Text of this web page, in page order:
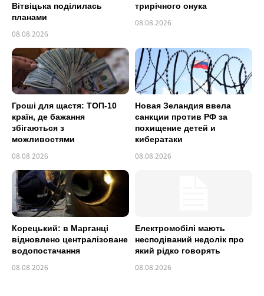
Вітвіцька поділилась
планами
08.08.2026
трирічного онука
08.08.2026
Гроші для щастя: ТОП-10
країн, де бажання
збігаються з
можливостями
08.08.2026
Новая Зеландия ввела
санкции против РФ за
похищение детей и
кибератаки
08.08.2026
Корецький: в Марганці
відновлено централізоване
водопостачання
08.08.2026
Електромобілі мають
несподіваний недолік про
який рідко говорять
08.08.2026